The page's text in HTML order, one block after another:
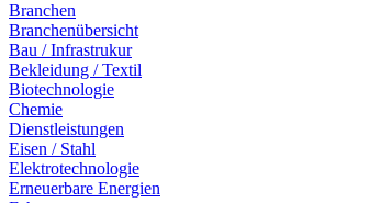
Branchen
Branchenübersicht
Bau / Infrastrukur
Bekleidung / Textil
Biotechnologie
Chemie
Dienstleistungen
Eisen / Stahl
Elektrotechnologie
Erneuerbare Energien